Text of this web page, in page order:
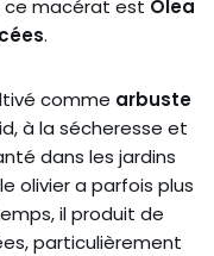
ce macérat est Olea
.
comme arbuste
à la sécheresse et
dans les jardins
olivier a parfois plus
il produit de
particulièrement